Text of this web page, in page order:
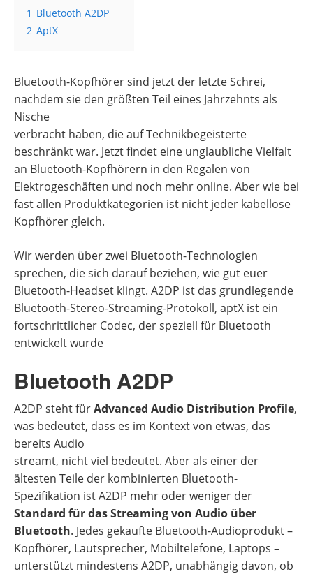
1 Bluetooth A2DP
2 AptX
Bluetooth-Kopfhörer sind jetzt der letzte Schrei,
nachdem sie den größten Teil eines Jahrzehnts als
Nische
verbracht haben, die auf Technikbegeisterte
beschränkt war. Jetzt findet eine unglaubliche Vielfalt
an Bluetooth-Kopfhörern in den Regalen von
Elektrogeschäften und noch mehr online. Aber wie bei
fast allen Produktkategorien ist nicht jeder kabellose
Kopfhörer gleich.
Wir werden über zwei Bluetooth-Technologien
sprechen, die sich darauf beziehen, wie gut euer
Bluetooth-Headset klingt. A2DP ist das grundlegende
Bluetooth-Stereo-Streaming-Protokoll, aptX ist ein
fortschrittlicher Codec, der speziell für Bluetooth
entwickelt wurde
Bluetooth A2DP
A2DP steht fürAdvanced Audio Distribution Profile,
was bedeutet, dass es im Kontext von etwas, das
bereits Audio
streamt, nicht viel bedeutet. Aber als einer der
ältesten Teile der kombinierten Bluetooth-
Spezifikation ist A2DP mehr oder weniger der
Standard für das Streaming von Audio über
Bluetooth. Jedes gekaufte Bluetooth-Audioprodukt –
Kopfhörer, Lautsprecher, Mobiltelefone, Laptops –
unterstützt mindestens A2DP, unabhängig davon, ob